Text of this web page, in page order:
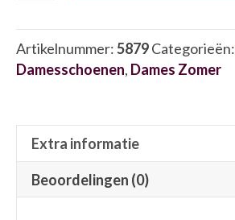
aantal
Artikelnummer:5879Categorieën:
Damesschoenen, Dames Zomer
Extra informatie
Beoordelingen (0)